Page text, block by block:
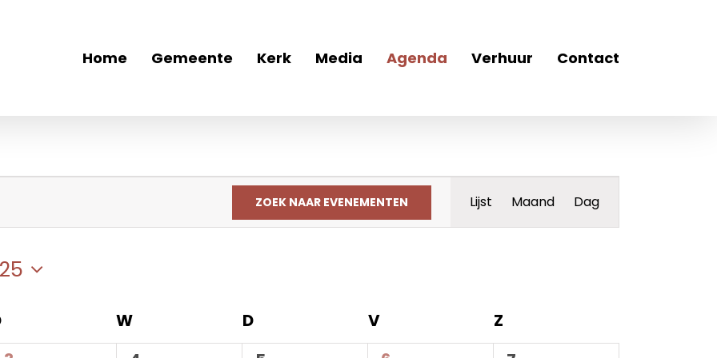
Home Gemeente Kerk Media Agenda Verhuur Contact
ZOEK NAAR EVENEMENTEN
weergaven
navigatie
Lijst Maand Dag
W Ddonderdag Vvrijdag Z